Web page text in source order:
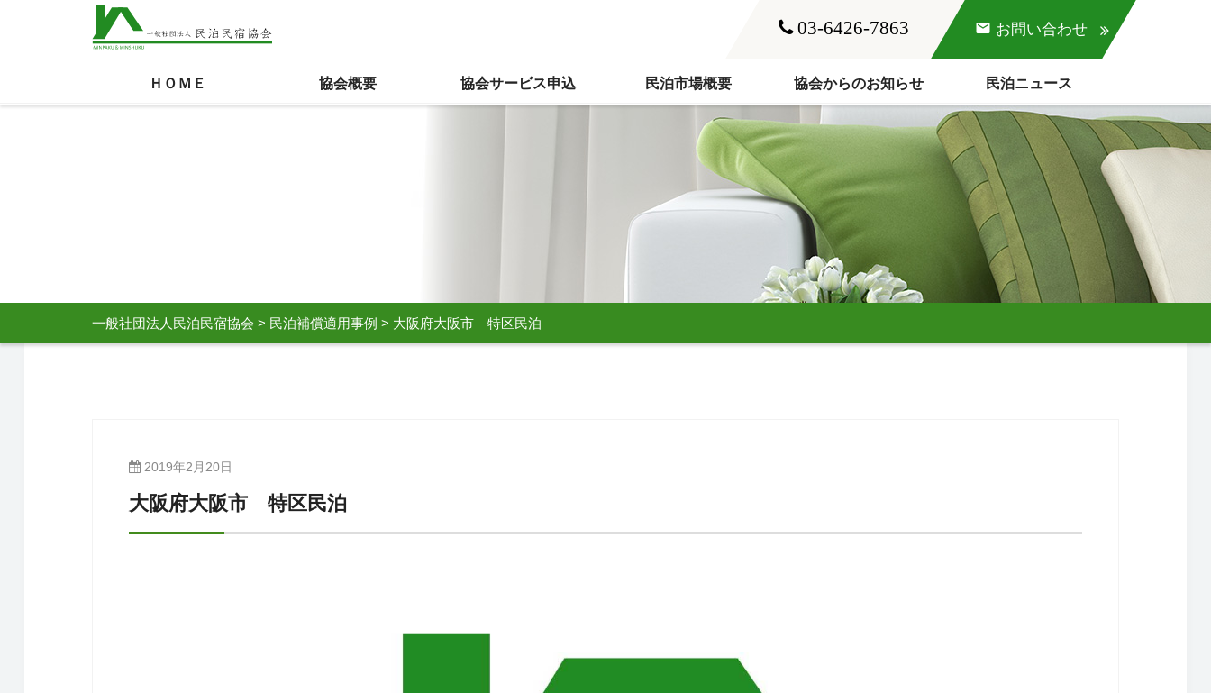
03-6426-7863 mail お問い合わせ
ＨＯＭＥ 協会概要 協会サービス申込 民泊市場概要 協会からのお知らせ 民泊ニュース
一般社団法人民泊民宿協会 > 民泊補償適用事例 > 大阪府大阪市 特区民泊
2019年2月20日
大阪府大阪市 特区民泊